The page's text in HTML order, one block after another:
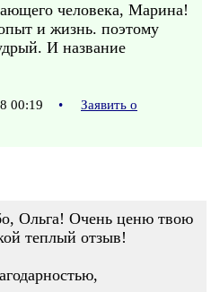
человека, Марина!
и жизнь. поэтому
И название
00:19 •
Заявить о
Ольга! Очень ценю твою
теплый отзыв!